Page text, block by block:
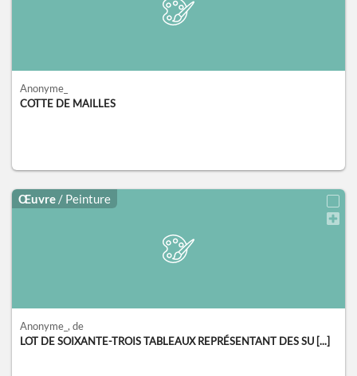
Anonyme_
COTTE DE MAILLES
Œuvre / Peinture
Anonyme_ , de
LOT DE SOIXANTE-TROIS TABLEAUX REPRÉSENTANT DES SU [...]